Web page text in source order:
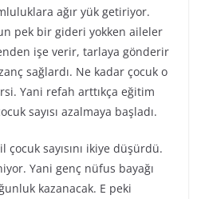
ağır yük getiriyor.
pek bir gideri yokken aileler
işe verir, tarlaya gönderir
sağlardı. Ne kadar çocuk o
Yani refah arttıkça eğitim
sayısı azalmaya başladı.
sayısını ikiye düşürdü.
Yani genç nüfus bayağı
kazanacak. E peki